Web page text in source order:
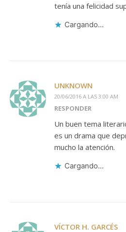
tenía una felicidad
Cargando...
UNKNOWN
20/06/2016 A LAS 3:00 AM
RESPONDER
Un buen tema
es un drama que
mucho la atención.
Cargando...
VÍCTOR H. GARCÉS